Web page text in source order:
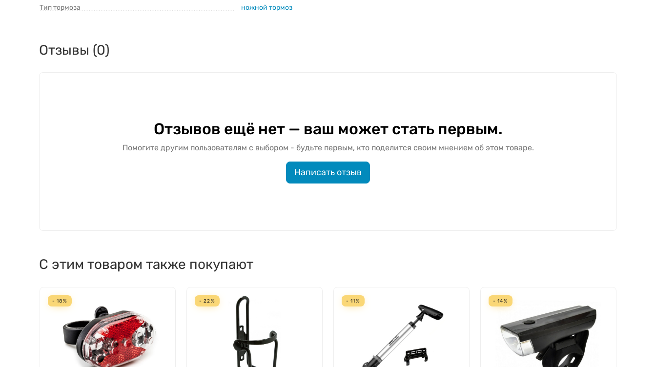
Тип тормоза ножной тормоз
Отзывы (0)
Отзывов ещё нет — ваш может стать первым.
Помогите другим пользователям с выбором - будьте первым, кто поделится своим мнением об этом товаре.
Написать отзыв
С этим товаром также покупают
- 18% - 22% - 11% - 14%